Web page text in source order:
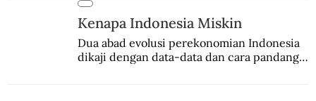
pekan.
Kenapa Indonesia Miskin
Dua abad evolusi perekonomian Indonesia
dikaji dengan data-data dan cara pandang